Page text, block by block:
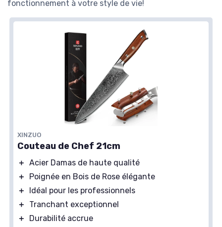
fonctionnement à votre style de vie!
XINZUO
Couteau de Chef 21cm
＋ Acier Damas de haute qualité
＋
Poignée en Bois de Rose élégante
＋
Idéal pour les professionnels
＋
Tranchant exceptionnel
＋
Durabilité accrue